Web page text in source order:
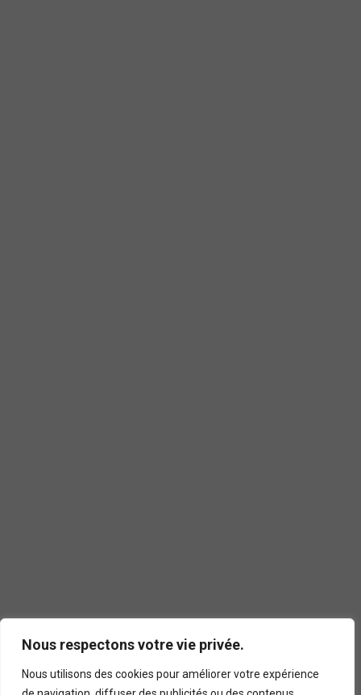
Nous respectons votre vie privée.
Nous utilisons des cookies pour améliorer votre expérience